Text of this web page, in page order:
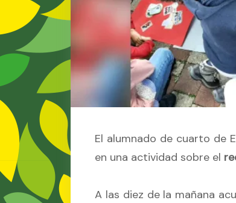
El alumnado de cuarto de
en una actividad sobre el
A las diez de la mañana